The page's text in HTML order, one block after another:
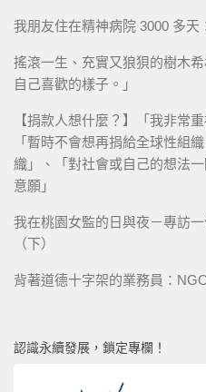
我朋友住在精神病院 3000 多
搖滾一生、充實又狼狽的樹木
自己喜歡的樣子。」
【捐款人想什麼？】「我非常
「暫時不會想再捐給全球性組
織」、「對社會或自己的想法
意願」
我在桃園女監的日與夜－專訪
（下）
背著道德十字架的業務員：
認識永續發展，鎖定專欄！